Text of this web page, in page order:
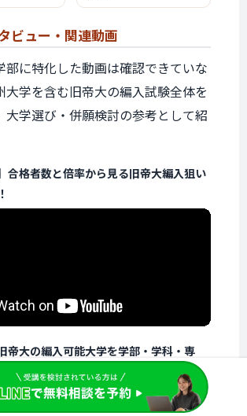
ビュー・ 関連動画
部に特化した動画は確認できていな
大学を含む旧帝大の編入試験全体を
大学選び・併願検討の参考として紹
合格者数と倍率から見る旧帝大編入狙い
帝大の編入可能大学を学部・学科・専
覧で紹介!!